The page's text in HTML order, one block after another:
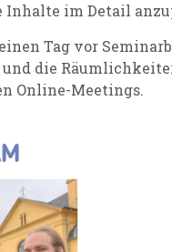
im Detail
Tag vor
die
Online-Meetings.